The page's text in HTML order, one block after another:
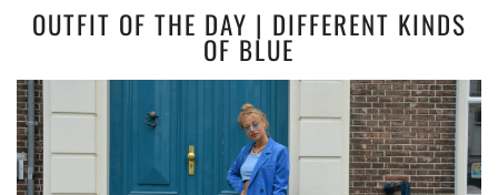
OUTFIT OF THE DAY | DIFFERENT KINDS
OF BLUE